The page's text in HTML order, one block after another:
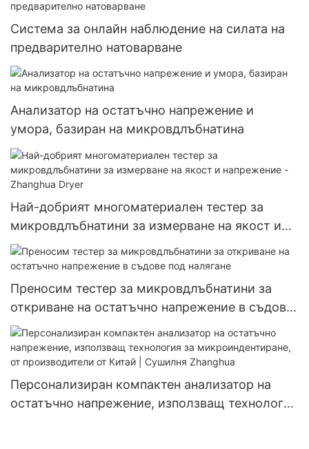
Система за онлайн наблюдение на силата на
предварително натоварване
Анализатор на остатъчно напрежение и
умора, базиран на микровдлъбнатина
Най-добрият многоматериален тестер за
микровдлъбнатини за измерване на якост и
напрежение - Zhanghua Dryer
Преносим тестер за микровдлъбнатини за
откриване на остатъчно напрежение в съдове
под налягане
Персонализиран компактен анализатор на
остатъчно напрежение, използващ технология